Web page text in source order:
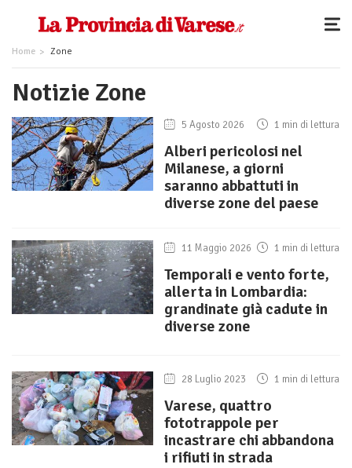
Home Zone
Notizie Zone
5 Agosto 2026 1 min di lettura
Alberi pericolosi nel
Milanese, a giorni
saranno abbattuti in
diverse zone del paese
11 Maggio 2026 1 min di lettura
Temporali e vento forte,
allerta in Lombardia:
grandinate già cadute in
diverse zone
28 Luglio 2023 1 min di lettura
Varese, quattro
fototrappole per
incastrare chi abbandona
i rifiuti in strada